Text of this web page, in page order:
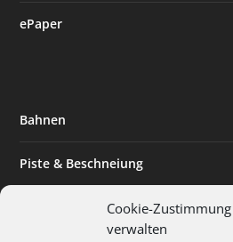
Cookie-Zustimmung
verwalten
ePaper
Bahnen
Piste & Beschneiung